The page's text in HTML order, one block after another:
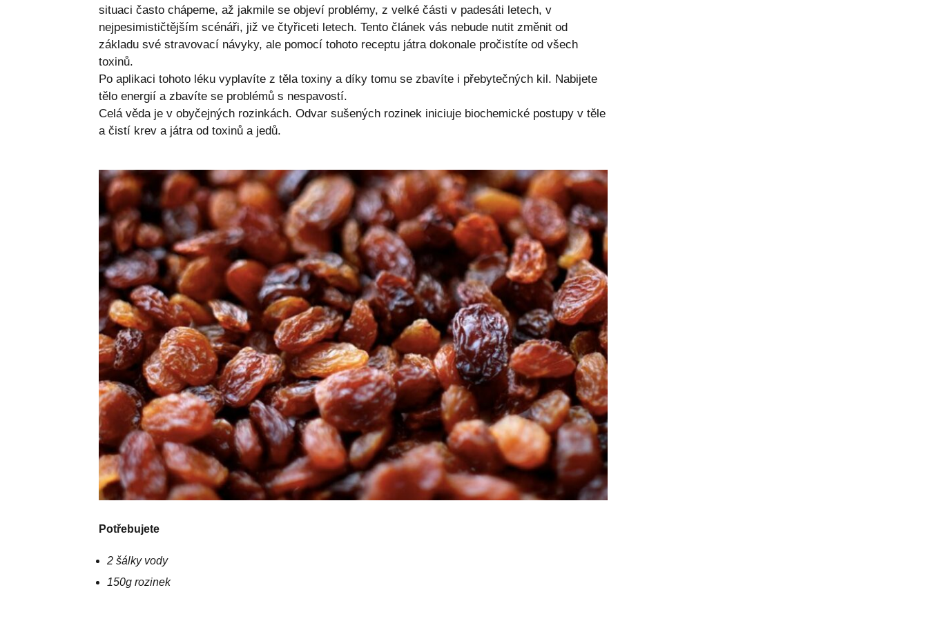
situaci často chápeme, až jakmile se objeví problémy, z velké části v padesáti letech, v
nejpesimističtějším scénáři, již ve čtyřiceti letech. Tento článek vás nebude nutit změnit od
základu své stravovací návyky, ale pomocí tohoto receptu játra dokonale pročistíte od všech
toxinů.
Po aplikaci tohoto léku vyplavíte z těla toxiny a díky tomu se zbavíte i přebytečných kil. Nabijete
tělo energií a zbavíte se problémů s nespavostí.
Celá věda je v obyčejných rozinkách. Odvar sušených rozinek iniciuje biochemické postupy v těle
a čistí krev a játra od toxinů a jedů.
Potřebujete
2 šálky vody
150g rozinek